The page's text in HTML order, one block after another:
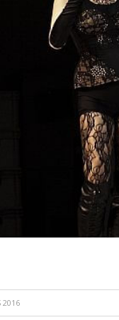
2016